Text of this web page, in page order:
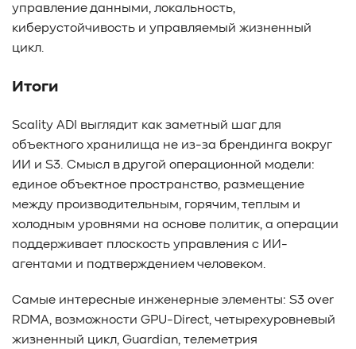
управление данными, локальность,
киберустойчивость и управляемый жизненный
цикл.
Итоги
Scality ADI выглядит как заметный шаг для
объектного хранилища не из-за брендинга вокруг
ИИ и S3. Смысл в другой операционной модели:
единое объектное пространство, размещение
между производительным, горячим, теплым и
холодным уровнями на основе политик, а операции
поддерживает плоскость управления с ИИ-
агентами и подтверждением человеком.
Самые интересные инженерные элементы: S3 over
RDMA, возможности GPU-Direct, четырехуровневый
жизненный цикл, Guardian, телеметрия